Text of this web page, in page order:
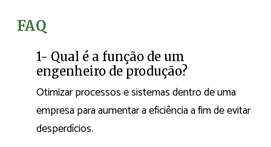
FAQ
1- Qual é a função de um
engenheiro de produção?
Otimizar processos e sistemas dentro de uma
empresa para aumentar a eficiência a fim de evitar
desperdícios.